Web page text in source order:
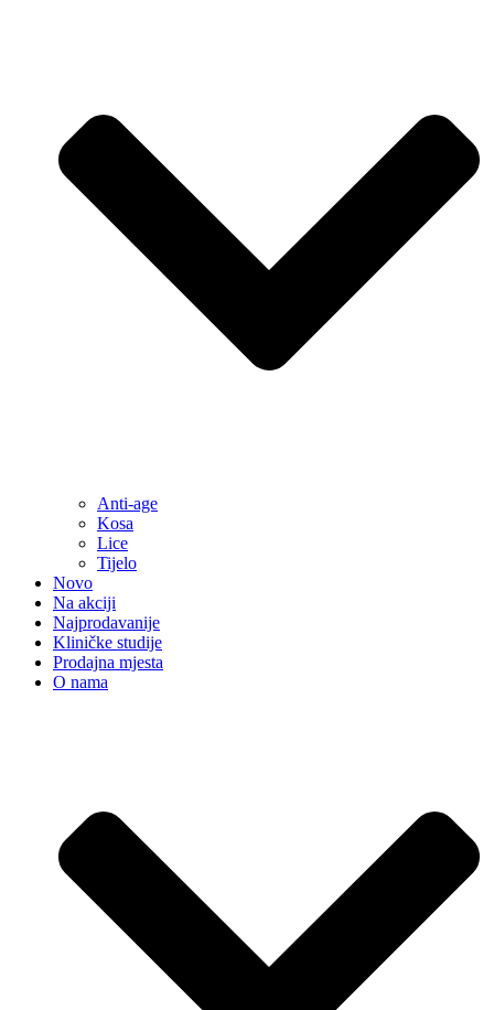
Anti-age
Kosa
Lice
Tijelo
Novo
Na akciji
Najprodavanije
Kliničke studije
Prodajna mjesta
O nama